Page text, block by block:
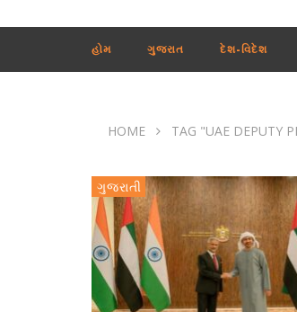
હોમ ગુજરાત દેશ-વિદેશ
HOME TAG "UAE DEPUTY
ગુજરાતી